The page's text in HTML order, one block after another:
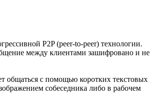
P2P (peer-to-peer) технологии.
между клиентами зашифровано и не
общаться с помощью коротких текстовых
собеседника либо в рабочем